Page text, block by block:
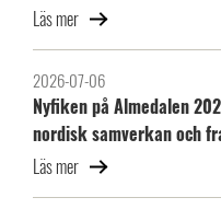
Läs mer
2026-07-06
Nyfiken på Almedalen
nordisk samverkan och
Läs mer